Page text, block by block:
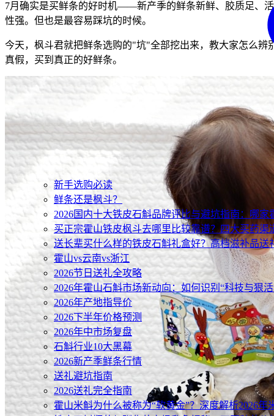
新手选购必读
鲜条还是枫斗？
2026国内十大铁皮石斛品牌评比与避坑指南：哪家
买正宗霍山铁皮枫斗去哪里比较靠谱？四大买药渠
送长辈买什么样的铁皮石斛礼盒好？高档滋补品送
霍山vs云南vs浙江
2026节日送礼全攻略
2026年霍山石斛市场新动向：如何识别“科技与狠
2026年产地指导价
2026下半年价格预测
2026年中市场复盘
石斛行业10大黑幕
2026新产季鲜条行情
送礼避坑指南
2026送礼完全指南
霍山米斛为什么被称为“软黄金”？深度解析2026年
7月确实是买鲜条的好时机——新产季的鲜条新鲜、胶质足、活
性强。但也是最容易踩坑的时候。
今天，枫斗君就把鲜条选购的"坑"全部挖出来，教大家怎么辨
真假，买到真正的好鲜条。